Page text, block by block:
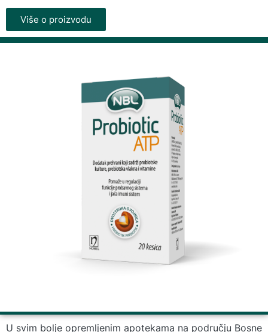
Više o proizvodu
U svim bolje opremljenim apotekama na području Bosne